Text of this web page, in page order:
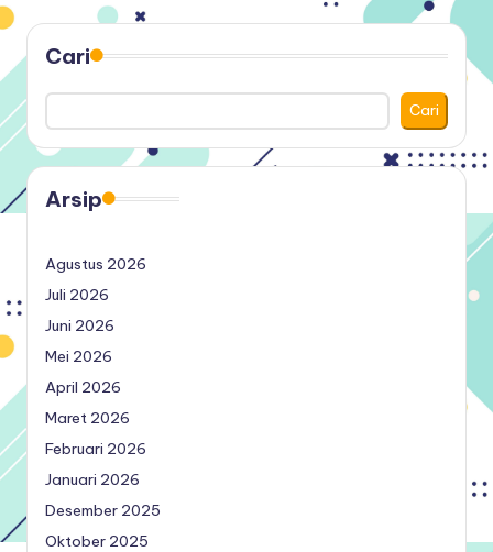
Cari
Cari
Arsip
Agustus 2026
Juli 2026
Juni 2026
Mei 2026
April 2026
Maret 2026
Februari 2026
Januari 2026
Desember 2025
Oktober 2025